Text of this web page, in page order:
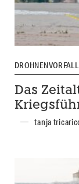
Das
tanja